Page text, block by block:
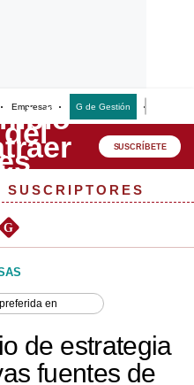
Empresas G de Gestión
SUSCRÍBETE
G
en
de estrategia
fuentes de